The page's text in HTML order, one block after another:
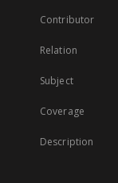
Contributor
Relation
Subject
Coverage
Description